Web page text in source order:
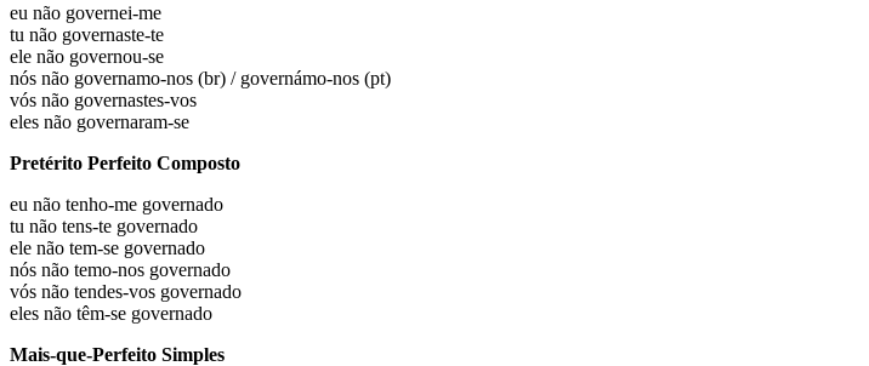
eu não governei-me
tu não governaste-te
ele não governou-se
nós não governamo-nos (br) / governámo-nos (pt)
vós não governastes-vos
eles não governaram-se
Pretérito Perfeito Composto
eu não tenho-me governado
tu não tens-te governado
ele não tem-se governado
nós não temo-nos governado
vós não tendes-vos governado
eles não têm-se governado
Mais-que-Perfeito Simples